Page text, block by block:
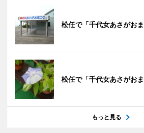
松任で「千代女あさがおま
松任で「千代女あさがおま
もっと見る